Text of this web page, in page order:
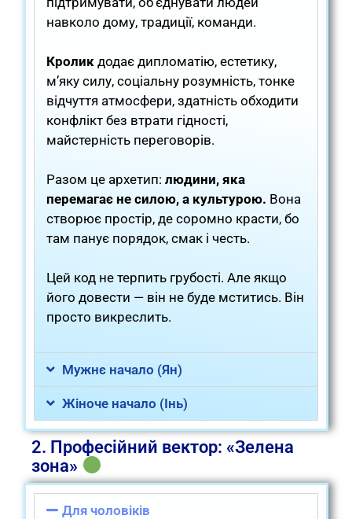
навколо дому, традиції, команди.
Кролик додає дипломатію, естетику,
м’яку силу, соціальну розумність, тонке
відчуття атмосфери, здатність обходити
конфлікт без втрати гідності,
майстерність переговорів.
Разом це архетип: людини, яка
перемагає не силою, а культурою. Вона
створює простір, де соромно красти, бо
там панує порядок, смак і честь.
Цей код не терпить грубості. Але якщо
його довести — він не буде мститись. Він
просто викреслить.
Мужнє начало (Ян)
Жіноче начало (Інь)
2. Професійний вектор: «Зелена
зона»
Для чоловіків